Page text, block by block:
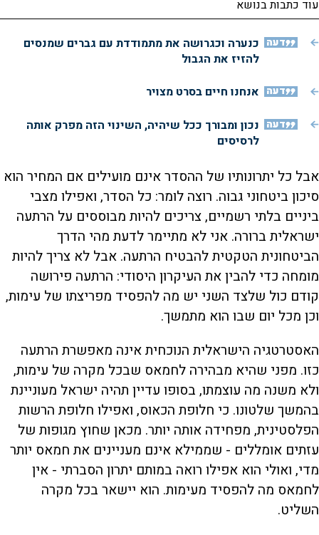
עוד כתבות בנושא
דעה כנערה וכגרושה את מתמודדת עם גברים שמנסים
להזיז את הגבול
דעה אנחנו חיים בסרט מצויר
דעה נכון ומבורך ככל שיהיה, השינוי הזה מפרק אותה
לרסיסים
אבל כל יתרונותיו של ההסדר אינם מועילים אם המחיר הוא
סיכון ביטחוני גבוה. רוצה לומר: כל הסדר, ואפילו מצבי
ביניים בלתי רשמיים, צריכים להיות מבוססים על הרתעה
ישראלית ברורה. אני לא מתיימר לדעת מהי הדרך
הביטחונית הטקטית להבטיח הרתעה. אבל לא צריך להיות
מומחה כדי להבין את העיקרון היסודי: הרתעה פירושה
קודם כול שלצד השני יש מה להפסיד מפריצתו של עימות,
וכן מכל יום שבו הוא מתמשך.
האסטרטגיה הישראלית הנוכחית אינה מאפשרת הרתעה
כזו. מפני שהיא מבהירה לחמאס שבכל מקרה של עימות,
ולא משנה מה עוצמתו, בסופו עדיין תהיה ישראל מעוניינת
בהמשך שלטונו. כי חלופת הכאוס, ואפילו חלופת הרשות
הפלסטינית, מפחידה אותה יותר. מכאן שחוץ מגופות של
עזתים אומללים - שממילא אינם מעניינים את חמאס יותר
מדי, ואולי הוא אפילו רואה במותם יתרון הסברתי - אין
לחמאס מה להפסיד מעימות. הוא יישאר בכל מקרה
השליט.